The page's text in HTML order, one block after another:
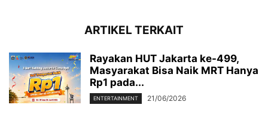
ARTIKEL TERKAIT
Rayakan HUT Jakarta ke-499,
Masyarakat Bisa Naik MRT Hanya
Rp1 pada...
ENTERTAINMENT 21/06/2026